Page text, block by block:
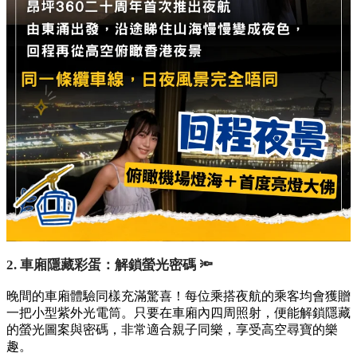
2. 車廂隱藏彩蛋：解鎖螢光密碼 🔦
晚間的車廂體驗同樣充滿驚喜！每位乘搭夜航的乘客均會獲贈
一把小型紫外光電筒。只要在車廂內四周照射，便能解鎖隱藏
的螢光圖案與密碼，非常適合親子同樂，享受高空尋寶的樂
趣。